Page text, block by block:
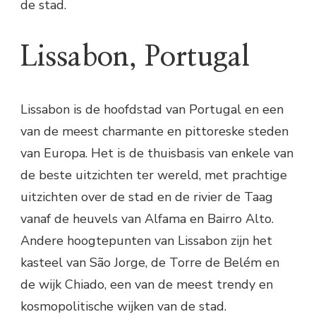
de stad.
Lissabon, Portugal
Lissabon is de hoofdstad van Portugal en een
van de meest charmante en pittoreske steden
van Europa. Het is de thuisbasis van enkele van
de beste uitzichten ter wereld, met prachtige
uitzichten over de stad en de rivier de Taag
vanaf de heuvels van Alfama en Bairro Alto.
Andere hoogtepunten van Lissabon zijn het
kasteel van São Jorge, de Torre de Belém en
de wijk Chiado, een van de meest trendy en
kosmopolitische wijken van de stad.